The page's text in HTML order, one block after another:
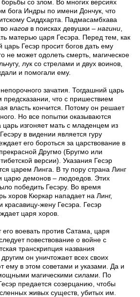
со злом. Во многих версиях
бога Индры по имени Дончук, что
Сиддхарта. Падмасамбхава
нагов в поисках девушки – нагини
матерью царя Гесэра. Перед тем, как
царь Гесэр просит богов дать ему
не может одолеть смерть, магическое
лук со стрелами и двух воинов,
и помогали ему.
зачатия. Тогдашний царь
предсказании, что с пришествием
власть кончится. Потому он решает
Но все попытки оказываются
изгоняет мать с младенцем из
в видении является гуру
его бороться за царствование в
Другмо (Бругмо или
версии). Указания Гесэр
царем Линга. В ту пору страна Линг
царю демонов – людоедов. Этих
победить Гесэру. Во время
хоров Кюркар нападает на Линг,
красавицу-жену Гесэра. Гесэр
царя хоров.
воевать против Сатама, царя
повествование о войне с
транскрипция названия
он уничтожает всех своих
ему в этом советами и указами. Да и
магическими силами. По
предается созерцанию, чтобы
живых существ, убитых им.